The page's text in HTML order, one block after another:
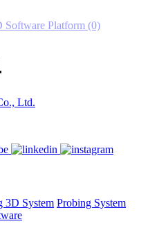
Software Platform (0)
3D System Probing System